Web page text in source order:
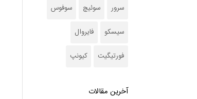
سرور سوئیچ سوفوس
سیسکو فایروال
فورتیگیت کیونپ
آخرین مقالات